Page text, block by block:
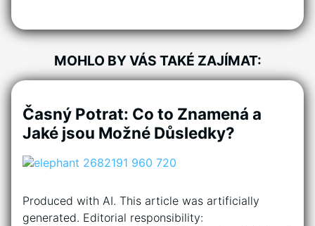
MOHLO BY VÁS TAKÉ ZAJÍMAT:
Časný Potrat: Co to Znamená a
Jaké jsou Možné Důsledky?
Produced with AI. This article was artificially
generated. Editorial responsibility: